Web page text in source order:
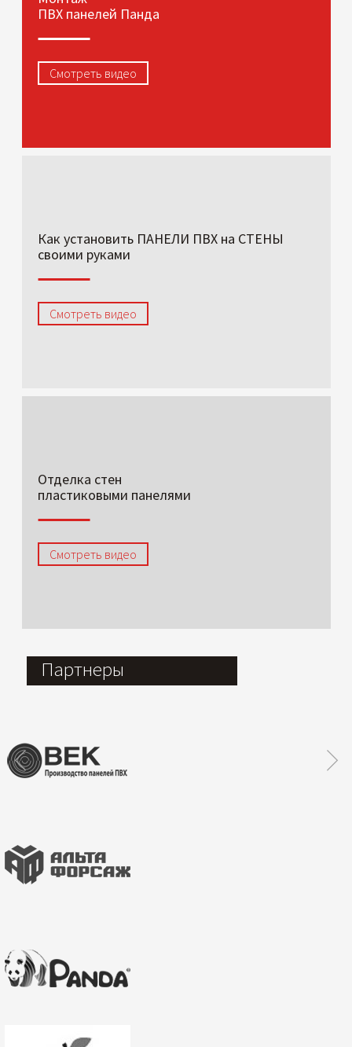
ПВХ панелей Панда
Смотреть видео
Как установить ПАНЕЛИ ПВХ на СТЕНЫ
своими руками
Смотреть видео
Отделка стен
пластиковыми панелями
Смотреть видео
Партнеры